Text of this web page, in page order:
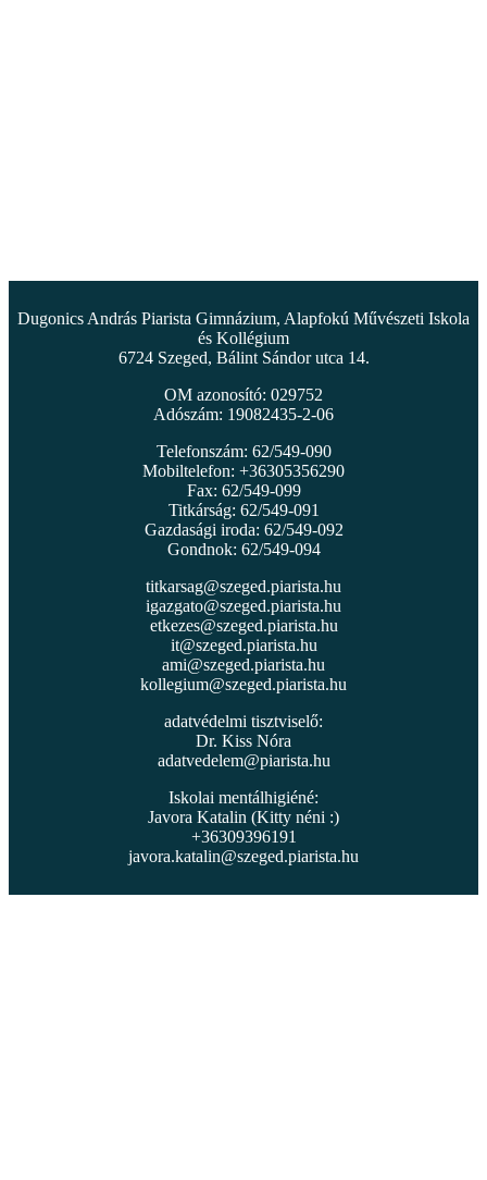
Dugonics András Piarista Gimnázium, Alapfokú Művészeti Iskola
és Kollégium
6724 Szeged, Bálint Sándor utca 14.
OM azonosító: 029752
Adószám: 19082435-2-06
Telefonszám: 62/549-090
Mobiltelefon: +36305356290
Fax: 62/549-099
Titkárság: 62/549-091
Gazdasági iroda: 62/549-092
Gondnok: 62/549-094
titkarsag@szeged.piarista.hu
igazgato@szeged.piarista.hu
etkezes@szeged.piarista.hu
it@szeged.piarista.hu
ami@szeged.piarista.hu
kollegium@szeged.piarista.hu
adatvédelmi tisztviselő:
Dr. Kiss Nóra
adatvedelem@piarista.hu
Iskolai mentálhigiéné:
Javora Katalin (Kitty néni :)
+36309396191
javora.katalin@szeged.piarista.hu